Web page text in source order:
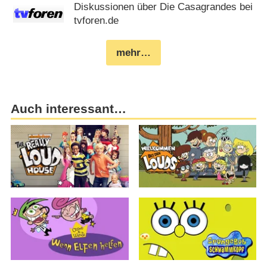
Diskussionen über Die Casagrandes bei
tvforen.de
mehr…
Auch interessant…